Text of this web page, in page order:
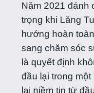
Năm 2021 đánh
trọng khi Lăng
hướng hoàn
sang chăm sóc
là quyết định
đầu lại trong
lại niềm tin từ